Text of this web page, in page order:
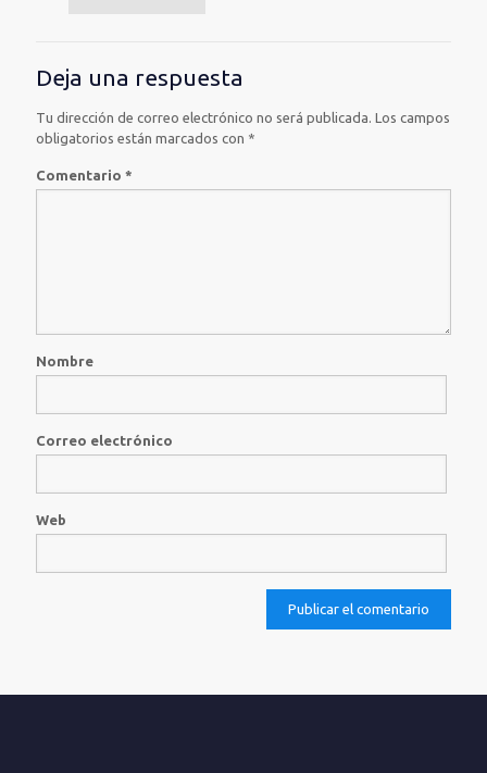
Deja una respuesta
Tu dirección de correo electrónico no será publicada. Los campos
obligatorios están marcados con *
Comentario *
Nombre
Correo electrónico
Web